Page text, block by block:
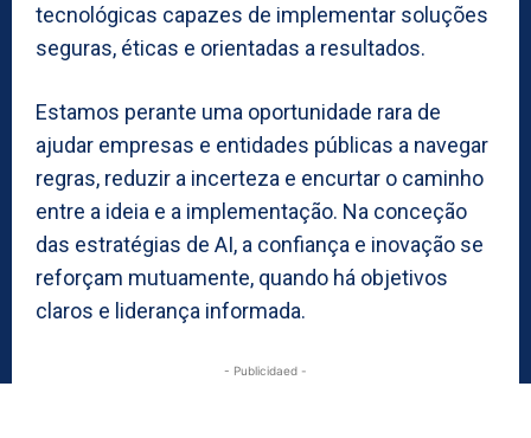
tecnológicas capazes de implementar soluções
seguras, éticas e orientadas a resultados.
Estamos perante uma oportunidade rara de
ajudar empresas e entidades públicas a navegar
regras, reduzir a incerteza e encurtar o caminho
entre a ideia e a implementação. Na conceção
das estratégias de AI, a confiança e inovação se
reforçam mutuamente, quando há objetivos
claros e liderança informada.
- Publicidaed -